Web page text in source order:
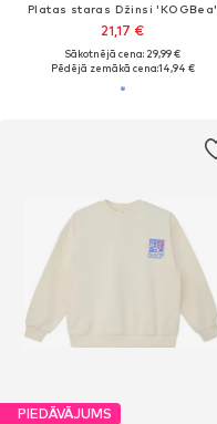
Platas staras Džinsi 'KOGBea'
21,17 €
Sākotnējā cena: 29,99 €
Pēdējā zemākā cena:14,94 €
PIEDĀVĀJUMS